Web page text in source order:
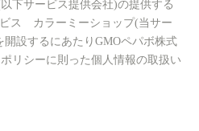
下サービス提供会社)の提供する
ビス
カラーミーショップ(当サー
開設するにあたりGMOペパボ株式
リシーに則った個人情報の取扱い